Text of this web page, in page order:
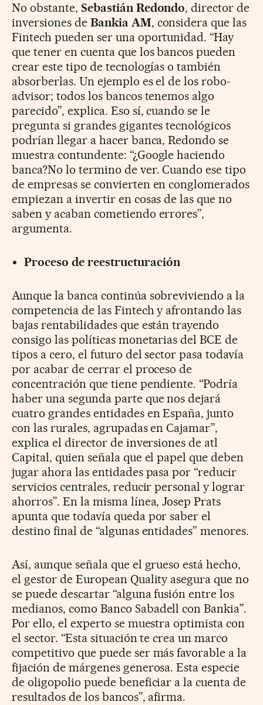
No obstante, Sebastián Redondo, director de
inversiones de Bankia AM, considera que las
Fintech pueden ser una oportunidad. “Hay
que tener en cuenta que los bancos pueden
crear este tipo de tecnologías o también
absorberlas. Un ejemplo es el de los robo-
advisor; todos los bancos tenemos algo
parecido”, explica. Eso sí, cuando se le
pregunta si grandes gigantes tecnológicos
podrían llegar a hacer banca, Redondo se
muestra contundente: “¿Google haciendo
banca?No lo termino de ver. Cuando ese tipo
de empresas se convierten en conglomerados
empiezan a invertir en cosas de las que no
saben y acaban cometiendo errores”,
argumenta.
Proceso de reestructuración
Aunque la banca continúa sobreviviendo a la
competencia de las Fintech y afrontando las
bajas rentabilidades que están trayendo
consigo las políticas monetarias del BCE de
tipos a cero, el futuro del sector pasa todavía
por acabar de cerrar el proceso de
concentración que tiene pendiente. “Podría
haber una segunda parte que nos dejará
cuatro grandes entidades en España, junto
con las rurales, agrupadas en Cajamar”,
explica el director de inversiones de atl
Capital, quien señala que el papel que deben
jugar ahora las entidades pasa por “reducir
servicios centrales, reducir personal y lograr
ahorros”. En la misma línea, Josep Prats
apunta que todavía queda por saber el
destino final de “algunas entidades” menores.
Así, aunque señala que el grueso está hecho,
el gestor de European Quality asegura que no
se puede descartar “alguna fusión entre los
medianos, como Banco Sabadell con Bankia”.
Por ello, el experto se muestra optimista con
el sector. “Esta situación te crea un marco
competitivo que puede ser más favorable a la
fijación de márgenes generosa. Esta especie
de oligopolio puede beneficiar a la cuenta de
resultados de los bancos”, afirma.